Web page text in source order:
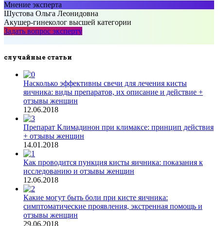
Мнение эксперта
Шустова Ольга Леонидовна
Акушер-гинеколог высшей категории
Задать вопрос эксперту
случайные статьи
Насколько эффективны свечи для лечения кисты
яичника: виды препаратов, их описание и действие +
отзывы женщин
12.06.2018
Препарат Климадинон при климаксе: принцип действия
+ отзывы женщин
14.01.2018
Как проводится пункция кисты яичника: показания к
исследованию и отзывы женщин
12.06.2018
Какие могут быть боли при кисте яичника:
симптоматические проявления, экстренная помощь и
отзывы женщин
29.06.2018